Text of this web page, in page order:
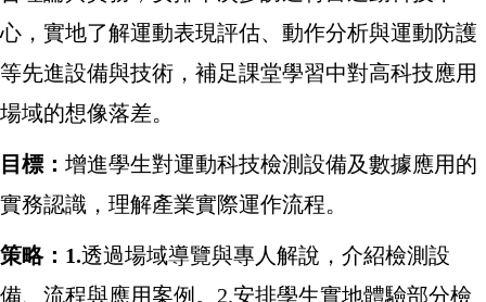
心，實地了解運動表現評估、動作分析與運動防護
等先進設備與技術，補足課堂學習中對高科技應用
場域的想像落差。
目標： 增進學生對運動科技檢測設備及數據應用的
實務認識，理解產業實際運作流程。
策略：1.透過場域導覽與專人解說，介紹檢測設
備、流程與應用案例。2.安排學生實地體驗部分檢